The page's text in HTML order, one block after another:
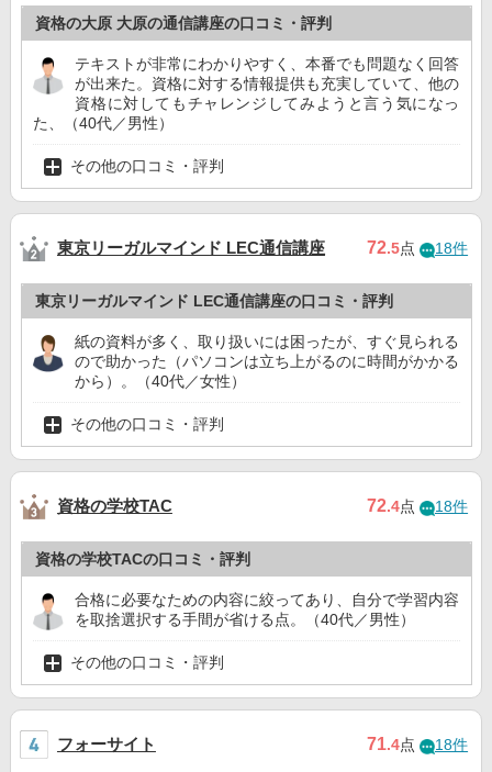
資格の大原 大原の通信講座の口コミ・評判
テキストが非常にわかりやすく、本番でも問題なく回答
が出来た。資格に対する情報提供も充実していて、他の
資格に対してもチャレンジしてみようと言う気になっ
た、（40代／男性）
その他の口コミ・評判
東京リーガルマインド LEC通信講座 72.5点 18件
東京リーガルマインド LEC通信講座の口コミ・評判
紙の資料が多く、取り扱いには困ったが、すぐ見られる
ので助かった（パソコンは立ち上がるのに時間がかかる
から）。（40代／女性）
その他の口コミ・評判
資格の学校TAC 72.4点 18件
資格の学校TACの口コミ・評判
合格に必要なための内容に絞ってあり、自分で学習内容
を取捨選択する手間が省ける点。（40代／男性）
その他の口コミ・評判
フォーサイト 71.4点 18件